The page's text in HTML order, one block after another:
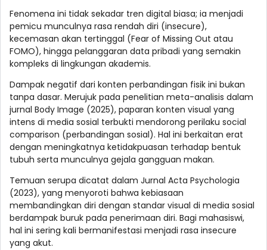
Fenomena ini tidak sekadar tren digital biasa; ia menjadi
pemicu munculnya rasa rendah diri (insecure),
kecemasan akan tertinggal (Fear of Missing Out atau
FOMO), hingga pelanggaran data pribadi yang semakin
kompleks di lingkungan akademis.
Dampak negatif dari konten perbandingan fisik ini bukan
tanpa dasar. Merujuk pada penelitian meta-analisis dalam
jurnal Body Image (2025), paparan konten visual yang
intens di media sosial terbukti mendorong perilaku social
comparison (perbandingan sosial). Hal ini berkaitan erat
dengan meningkatnya ketidakpuasan terhadap bentuk
tubuh serta munculnya gejala gangguan makan.
Temuan serupa dicatat dalam Jurnal Acta Psychologia
(2023), yang menyoroti bahwa kebiasaan
membandingkan diri dengan standar visual di media sosial
berdampak buruk pada penerimaan diri. Bagi mahasiswi,
hal ini sering kali bermanifestasi menjadi rasa insecure
yang akut.